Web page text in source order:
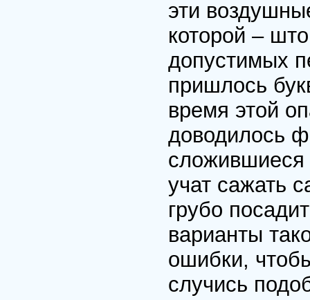
эти
которой –
допустимых
пришлось
время этой
доводилось
сложившиеся
учат сажать
грубо
варианты
ошибки,
случись